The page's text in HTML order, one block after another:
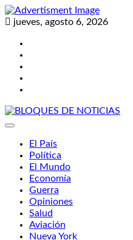
Skip
to jueves, agosto 6, 2026
El País
Política
El Mundo
Economía
Guerra
Opiniones
Salud
Aviación
Nueva York